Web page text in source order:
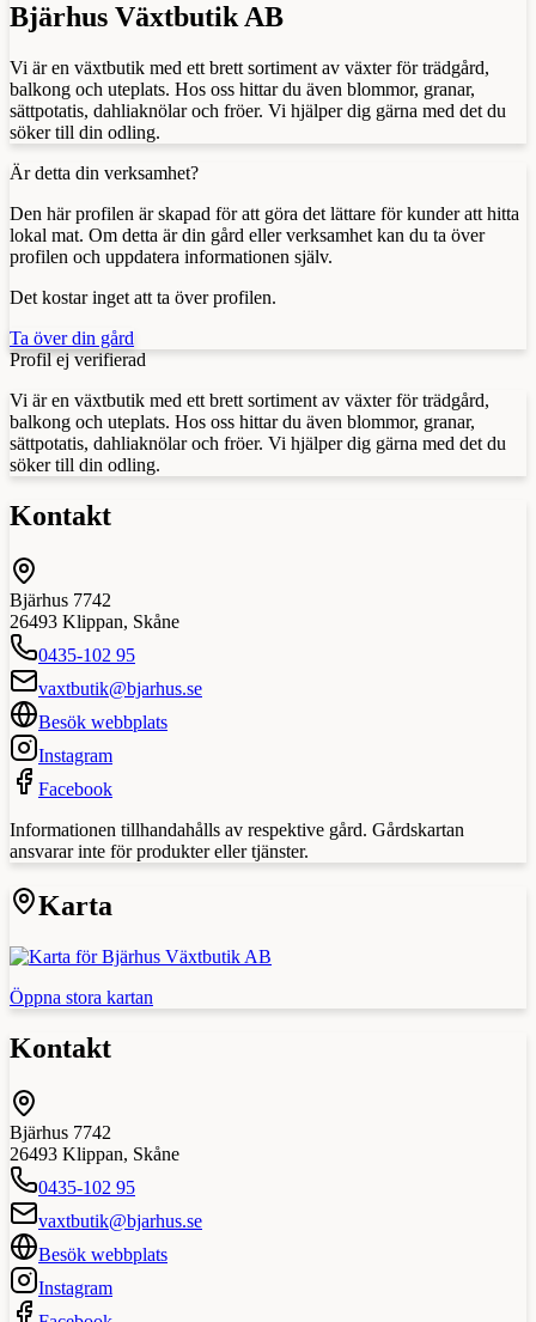
Bjärhus Växtbutik AB
Vi är en växtbutik med ett brett sortiment av växter för trädgård,
balkong och uteplats. Hos oss hittar du även blommor, granar,
sättpotatis, dahliaknölar och fröer. Vi hjälper dig gärna med det du
söker till din odling.
Är detta din verksamhet?
Den här profilen är skapad för att göra det lättare för kunder att hitta
lokal mat. Om detta är din gård eller verksamhet kan du ta över
profilen och uppdatera informationen själv.
Det kostar inget att ta över profilen.
Ta över din gård
Profil ej verifierad
Vi är en växtbutik med ett brett sortiment av växter för trädgård,
balkong och uteplats. Hos oss hittar du även blommor, granar,
sättpotatis, dahliaknölar och fröer. Vi hjälper dig gärna med det du
söker till din odling.
Kontakt
Bjärhus 7742
26493 Klippan, Skåne
0435-102 95
vaxtbutik@bjarhus.se
Besök webbplats
Instagram
Facebook
Informationen tillhandahålls av respektive gård. Gårdskartan
ansvarar inte för produkter eller tjänster.
Karta
Öppna stora kartan
Kontakt
Bjärhus 7742
26493 Klippan, Skåne
0435-102 95
vaxtbutik@bjarhus.se
Besök webbplats
Instagram